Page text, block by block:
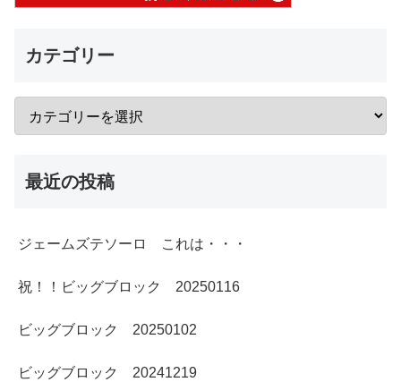
カテゴリー
最近の投稿
ジェームズテソーロ これは・・・
祝！！ビッグブロック 20250116
ビッグブロック 20250102
ビッグブロック 20241219